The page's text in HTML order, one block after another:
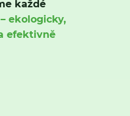
každé
ekologicky,
efektivně